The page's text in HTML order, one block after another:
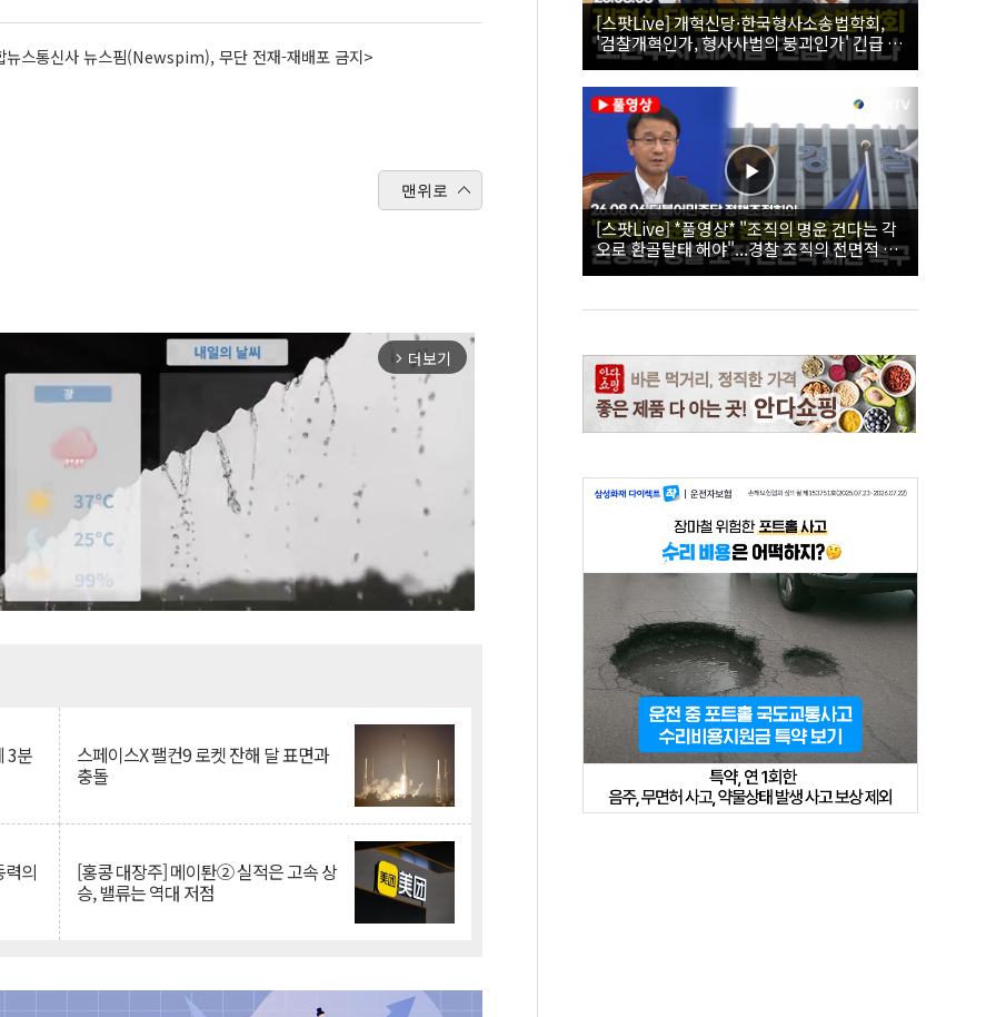
뉴스통신사 뉴스핌(Newspim), 무단 전재-재배포 금지>
맨위로
arrow_forward_ios 더보기
3분 스페이스X 팰컨9 로켓 잔해 달 표면과
충돌
의 [홍콩 대장주] 메이퇀② 실적은 고속 상
승, 밸류는 역대 저점
[스팟Live] 개혁신당·한국형사소송법학회,
'검찰개혁인가, 형사사법의 붕괴인가' 긴급 세
미나｜26.08.06
[스팟Live] *풀영상* "조직의 명운 건다는 각
오로 환골탈태 해야"...경찰 조직의 전면적 쇄
신 촉구한 한병도 | 26.08.06 더불어민주당 정